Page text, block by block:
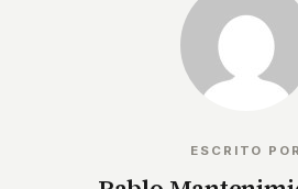
ESCRITO POR